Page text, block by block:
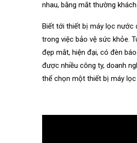
nhau, bằng mắt thường
Biết tới thiết bị máy lọc nước
trong việc bảo vệ sức khỏe.
đẹp mắt, hiện đại, có đèn
được nhiều công ty, doanh
thể chọn một thiết bị máy